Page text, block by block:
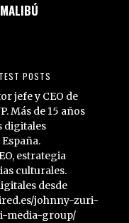
POSTS
jefe y CEO de
Más de 15 años
digitales
estrategia
culturales.
desde
johnny-zuri-
media-group/